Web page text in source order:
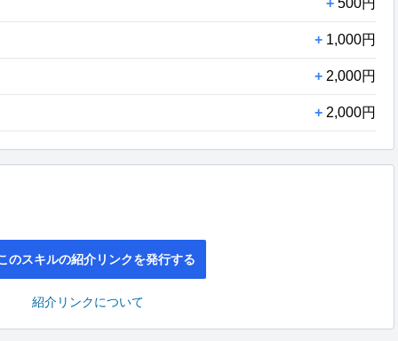
+ 500円
+ 1,000円
+ 2,000円
+ 2,000円
のスキルの紹介リンクを発行する
紹介リンクについて